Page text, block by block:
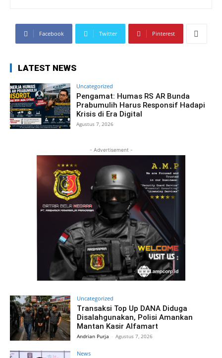
Facebook Twitter Pinterest
LATEST NEWS
Uncategorized
Pengamat: Humas RS AR Bunda
Prabumulih Harus Responsif Hadapi
Krisis di Era Digital
Agustus 7, 2026
- Advertisement -
Uncategorized
Transaksi Top Up DANA Diduga
Disalahgunakan, Polisi Amankan
Mantan Kasir Alfamart
Andrian Purja - Agustus 7, 2026
News